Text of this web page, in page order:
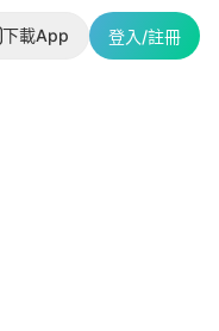
下載App 登入/註冊